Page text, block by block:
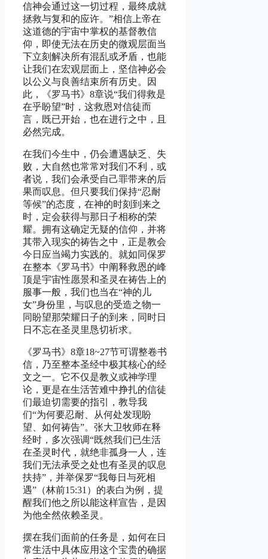
信神会通过这一切过程，最终成就
拯救与复和的应许。”相信上帝在
这道德的宇宙中掌权的基督教信
仰，即使无法在历史的微观层面当
下立刻解决所有混乱或矛盾，也能
让我们在宏观层面上，坚信神必会
以公义与良善结束所有历史。因
此，《罗马书》8章说“我们得救是
在乎盼望”时，这救恩对信徒而
言，既已开始，也在进行之中，且
必然完成。
在我们今生中，仍会遭遇缺乏、失
败，大自然也常常对我们不利，或
者说，我们会承受自己罪带来的后
果而叹息。但只要我们保持“忍耐
等候”的态度，在神的时刻到来之
时，定会获得与那日子相称的荣
耀。拥有这确定无疑的信仰，并将
其带入现实的祷告之中，正是教会
今日应当竭力实践的。就如同保罗
在整本《罗马书》中阐释救恩的峰
顶是宇宙性愿景和圣灵在祷告上的
服事一般，我们也当在“神的儿
女”身份里，与叹息的受造之物一
同盼望那荣耀日子的到来，同时日
日不忘在圣灵里恳切祈求。
《罗马书》8章18~27节可谓整卷书
信，乃至整本圣经中极其核心的经
文之一。它不仅是教义或神学理
论，更是在生活苦难中挣扎的信徒
们最迫切需要的指引，教导我
们“为何要忍耐、从何处发现盼
望、如何祷告”。张大卫牧师在释
经时，多次强调“既然我们已生活
在圣灵时代，就绝非孤身一人，连
我们无法承受之处也有圣灵的叹息
扶持”，并举保罗“我每日与死相
遇”（林前15:31）的表白为例，提
醒我们他之所以能这样宣告，是因
为他全然依赖圣灵。
摆在我们面前的任务是，如何在日
常生活中具体应用这个宝贵的确据